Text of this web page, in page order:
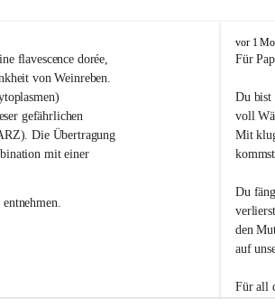
flavescence dorée,
von Weinreben.
gefährlichen
Die Übertragung
mit einer
O
s
i
vor 1
Für
Du bist
voll
Mit
Du
den
auf
Für all